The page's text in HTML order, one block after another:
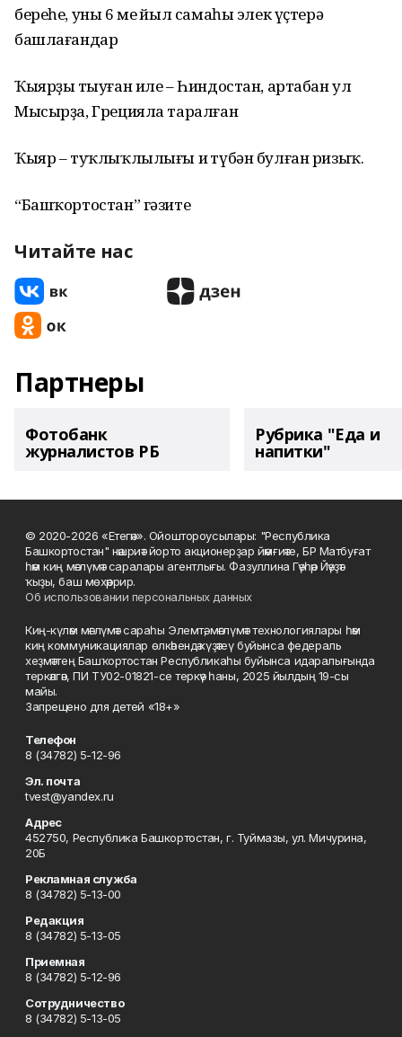
береһе, уны 6 мең йыл самаһы элек үҫтерә
башлағандар
Ҡыярҙың тыуған иле – Һиндостан, артабан ул
Мысырҙа, Грецияла таралған
Ҡыяр – туҡлыҡлылығы иң түбән булған ризыҡ.
“Башҡортостан” гәзите
Читайте нас
Партнеры
Фотобанк
журналистов РБ
Рубрика "Еда и
напитки"
© 2020-2026 «Етегән». Ойоштороусылары: "Республика
Башкортостан" нәшриәт йорто акционерҙар йәмғиәте, БР Матбуғат
һәм киң мәғлүмәт саралары агентлығы. Фазуллина Гәүһәр Йәүҙәт
ҡыҙы, баш мөхәррир.
Об использовании персональных данных
Киң-күләм мәғлүмәт сараһы Элемтә, мәғлүмәт технологиялары һәм
киң коммуникациялар өлкәһендә күҙәтеү буйынса федераль
хеҙмәттең Башҡортостан Республикаһы буйынса идаралығында
теркәлгән, ПИ ТУ02-01821-се теркәү һаны, 2025 йылдың 19-сы
майы.
Запрещено для детей «18+»
Телефон
8 (34782) 5-12-96
Эл. почта
tvest@yandex.ru
Адрес
452750, Республика Башкортостан, г. Туймазы, ул. Мичурина,
20Б
Рекламная служба
8 (34782) 5-13-00
Редакция
8 (34782) 5-13-05
Приемная
8 (34782) 5-12-96
Сотрудничество
8 (34782) 5-13-05